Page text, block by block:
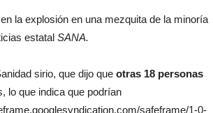
la explosión en una mezquita de la minoría
estatal SANA.
sirio, que dijo que otras 18 personas
lo que indica que podrían
safeframe/1-0-